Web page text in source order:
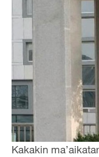
Kakakin